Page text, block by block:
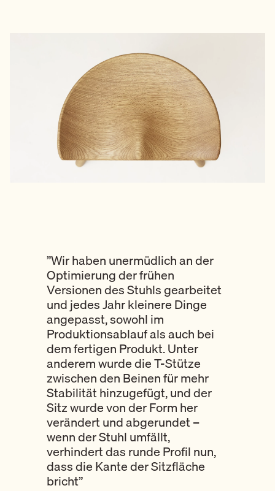
”Wir haben unermüdlich an der
Optimierung der frühen
Versionen des Stuhls gearbeitet
und jedes Jahr kleinere Dinge
angepasst, sowohl im
Produktionsablauf als auch bei
dem fertigen Produkt. Unter
anderem wurde die T-Stütze
zwischen den Beinen für mehr
Stabilität hinzugefügt, und der
Sitz wurde von der Form her
verändert und abgerundet –
wenn der Stuhl umfällt,
verhindert das runde Profil nun,
dass die Kante der Sitzfläche
bricht”